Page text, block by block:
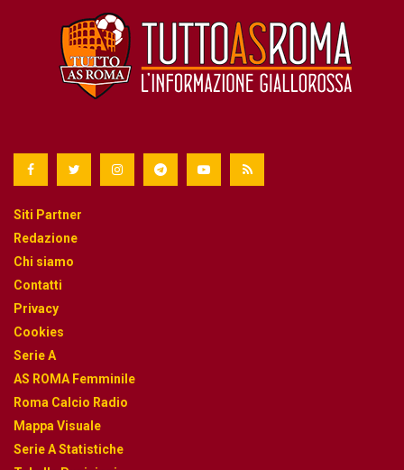
Siti Partner
Redazione
Chi siamo
Contatti
Privacy
Cookies
Serie A
AS ROMA Femminile
Roma Calcio Radio
Mappa Visuale
Serie A Statistiche